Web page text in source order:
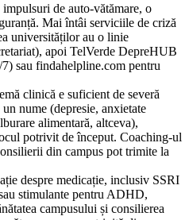
de auto-vătămare, o
Mai întâi serviciile de criză
universităților au o linie
apoi TelVerde DepreHUB
sau findahelpline.com pentru
clinică e suficient de severă
nume (depresie, anxietate
alimentară, altceva),
potrivit de început. Coaching-ul
din campus pot trimite la
despre medicație, inclusiv SSRI
stimulante pentru ADHD,
campusului și consilierea